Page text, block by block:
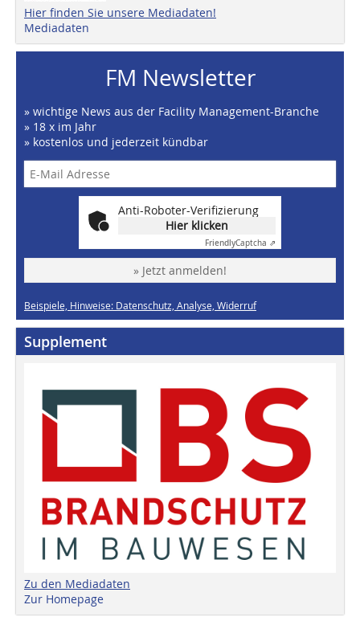
Hier finden Sie unsere Mediadaten!
Mediadaten
FM Newsletter
» wichtige News aus der Facility Management-Branche
» 18 x im Jahr
» kostenlos und jederzeit kündbar
Anti-Roboter-Verifizierung
Hier klicken
FriendlyCaptcha ⇗
» Jetzt anmelden!
Beispiele, Hinweise: Datenschutz, Analyse, Widerruf
Supplement
Zu den Mediadaten
Zur Homepage